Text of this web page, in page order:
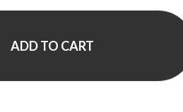
ADD TO CART